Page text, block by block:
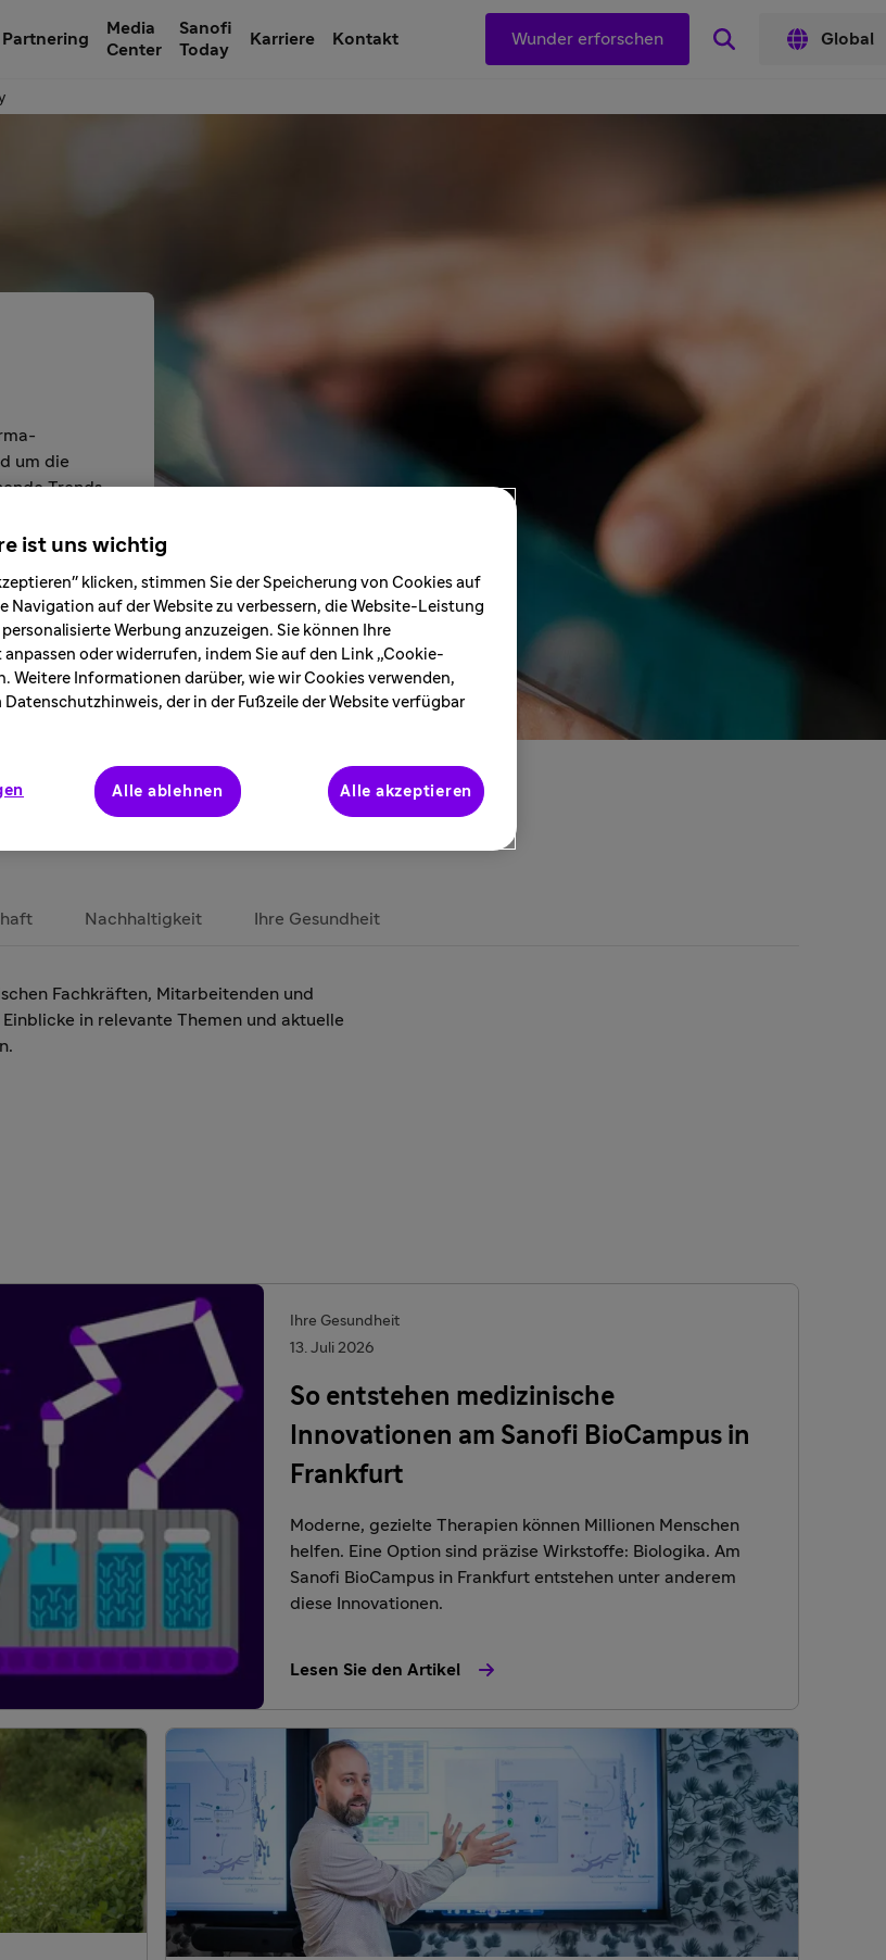
Partnering
Media
Center
Sanofi
Today
Karriere Kontakt Wunder erforschen Global
um die
Trends
Nachhaltigkeit Ihre Gesundheit
Fachkräften, Mitarbeitenden und
in relevante Themen und aktuelle
Ihre Gesundheit
13. Juli 2026
So entstehen medizinische
Innovationen am Sanofi BioCampus in
Frankfurt
Moderne, gezielte Therapien können Millionen Menschen
helfen. Eine Option sind präzise Wirkstoffe: Biologika. Am
Sanofi BioCampus in Frankfurt entstehen unter anderem
diese Innovationen.
Lesen Sie den Artikel
ist uns wichtig
klicken, stimmen Sie der Speicherung von Cookies auf
Navigation auf der Website zu verbessern, die Website-Leistung
Werbung anzuzeigen. Sie können Ihre
oder widerrufen, indem Sie auf den Link „Cookie-
Weitere Informationen darüber, wie wir Cookies verwenden,
Datenschutzhinweis, der in der Fußzeile der Website verfügbar
Alle akzeptieren
Alle ablehnen